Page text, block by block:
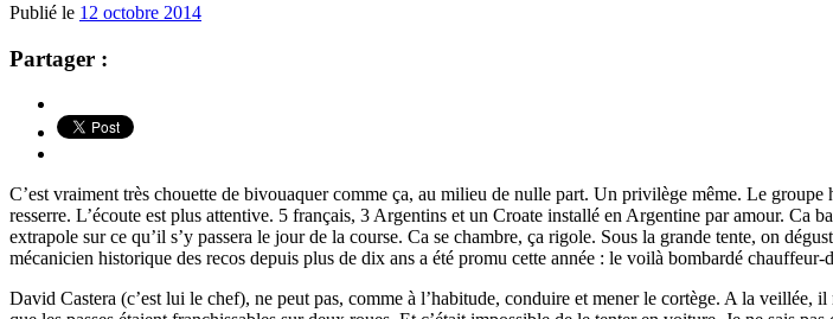
Publié le 12 octobre 2014
Partager :
C’est vraiment très chouette de bivouaquer comme ça, au milieu de nulle part. Un privilège même. Le
resserre. L’écoute est plus attentive. 5 français, 3 Argentins et un Croate installé en Argentine par amour. Ca
extrapole sur ce qu’il s’y passera le jour de la course. Ca se chambre, ça rigole. Sous la grande tente, on
mécanicien historique des recos depuis plus de dix ans a été promu cette année : le voilà bombardé
David Castera (c’est lui le chef), ne peut pas, comme à l’habitude, conduire et mener le cortège. A la